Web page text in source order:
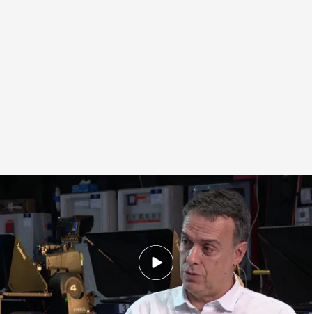
El periodista Josús María Pascual presenta su primer libro.IMAGEN: Pedro
Pablo Almela y Antonio Palomares
Miguel Manso
07 JUL 2025 - 14:49h.
El autor, actual director de Comunicación de la
UNED, publica un libro sobre el espionaje en la